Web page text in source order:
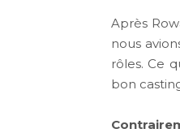
Après
nous
rôles. Ce
bon